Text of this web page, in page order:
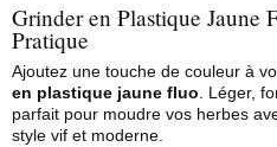
Grinder en Plastique Jaune
Pratique
Ajoutez une touche de couleur à
en plastique jaune fluo. Léger,
parfait pour moudre vos herbes
style vif et moderne.